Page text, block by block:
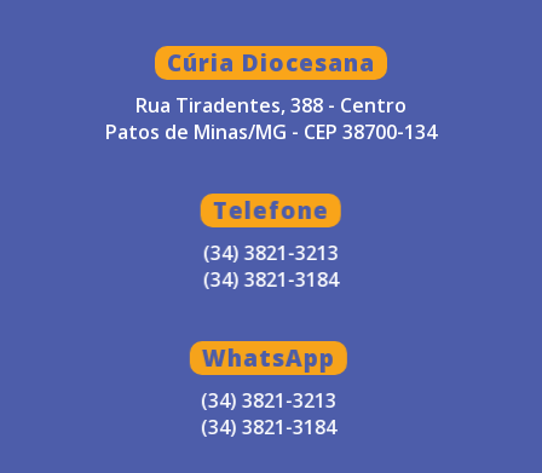
Cúria Diocesana
Rua Tiradentes, 388 - Centro
Patos de Minas/MG - CEP 38700-134
Telefone
(34) 3821-3213
(34) 3821-3184
WhatsApp
(34) 3821-3213
(34) 3821-3184